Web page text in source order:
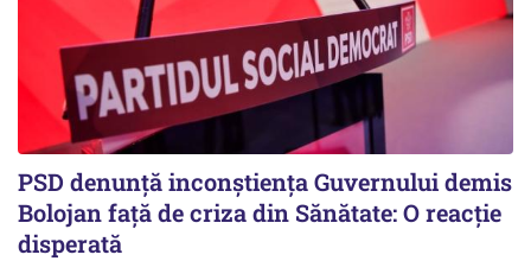
PSD denunță inconștiența Guvernului demis
Bolojan față de criza din Sănătate: O reacție
disperată